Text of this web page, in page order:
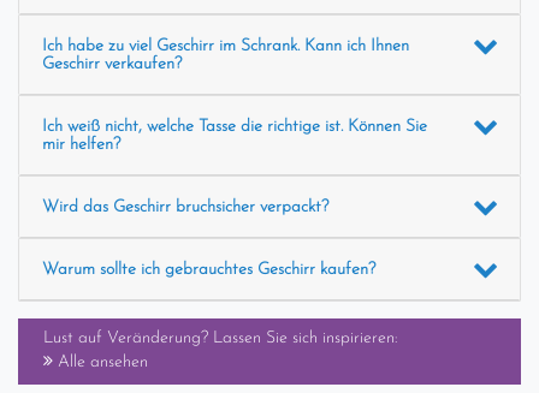
Ich habe zu viel Geschirr im Schrank. Kann ich Ihnen
Geschirr verkaufen?
Ich weiß nicht, welche Tasse die richtige ist. Können Sie
mir helfen?
Wird das Geschirr bruchsicher verpackt?
Warum sollte ich gebrauchtes Geschirr kaufen?
Lust auf Veränderung? Lassen Sie sich inspirieren:
Alle ansehen